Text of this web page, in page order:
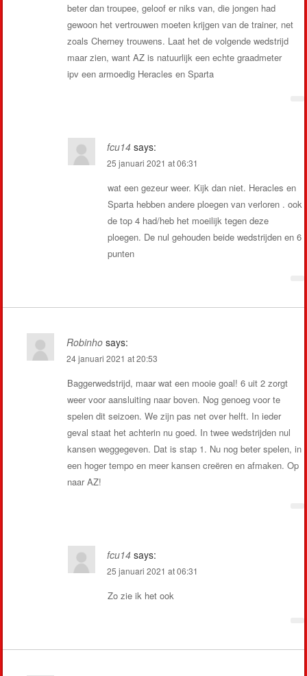
beter dan troupee, geloof er niks van, die jongen had
gewoon het vertrouwen moeten krijgen van de trainer, net
zoals Cherney trouwens. Laat het de volgende wedstrijd
maar zien, want AZ is natuurlijk een echte graadmeter
ipv een armoedig Heracles en Sparta
fcu14 says:
25 januari 2021 at 06:31
wat een gezeur weer. Kijk dan niet. Heracles en
Sparta hebben andere ploegen van verloren . ook
de top 4 had/heb het moeilijk tegen deze
ploegen. De nul gehouden beide wedstrijden en 6
punten
Robinho says:
24 januari 2021 at 20:53
Baggerwedstrijd, maar wat een mooie goal! 6 uit 2 zorgt
weer voor aansluiting naar boven. Nog genoeg voor te
spelen dit seizoen. We zijn pas net over helft. In ieder
geval staat het achterin nu goed. In twee wedstrijden nul
kansen weggegeven. Dat is stap 1. Nu nog beter spelen, in
een hoger tempo en meer kansen creëren en afmaken. Op
naar AZ!
fcu14 says:
25 januari 2021 at 06:31
Zo zie ik het ook